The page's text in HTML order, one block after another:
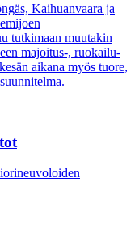
Kaihuanvaara ja
tutkimaan muutakin
majoitus-, ruokailu-
aikana myös tuore,